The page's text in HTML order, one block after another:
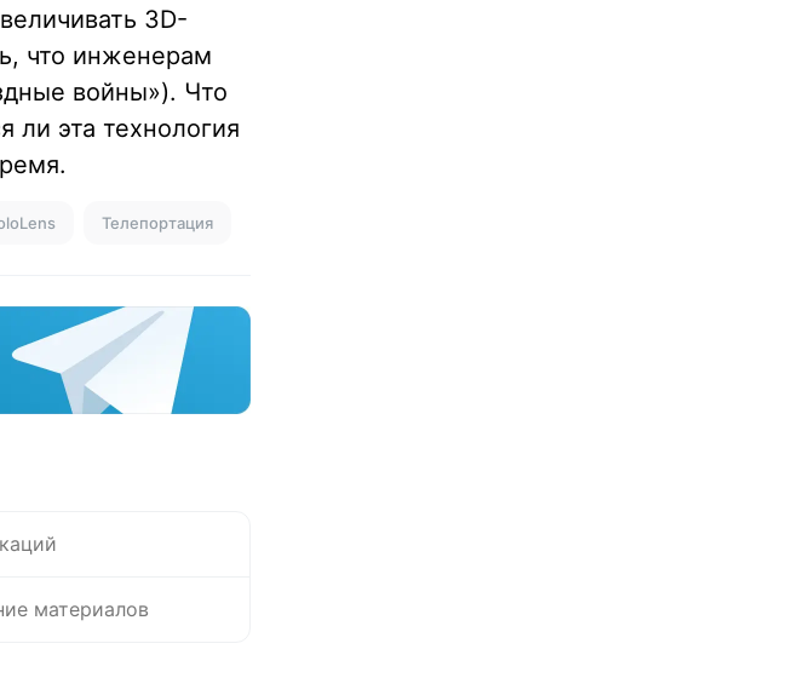
3D-
что инженерам
войны»). Что
ли эта технология
Телепортация
материалов